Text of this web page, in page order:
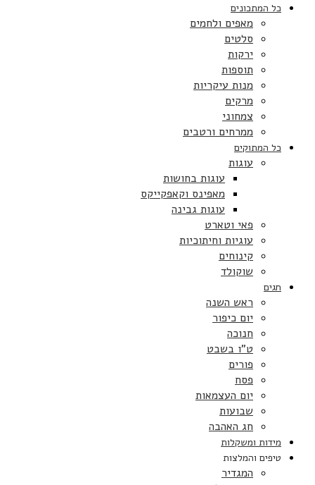
כל המתכונים
מאפים ולחמים
סלטים
ירקות
תוספות
מנות עיקריות
מרקים
צמחוני
ממרחים ורטבים
כל המתוקים
עוגות
עוגות בחושות
מאפינס וקאפקייקס
עוגות גבינה
פאי וטארט
עוגיות וחיתוכיות
קינוחים
שוקולד
חגים
ראש השנה
יום כיפור
חנוכה
ט”ו בשבט
פורים
פסח
יום העצמאות
שבועות
חג האהבה
מידות ומשקלות
טיפים והמלצות
המגדיר